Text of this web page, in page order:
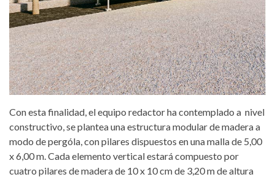
Con esta finalidad, el equipo redactor ha contemplado a nivel
constructivo, se plantea una estructura modular de madera a
modo de pergóla, con pilares dispuestos en una malla de 5,00
x 6,00 m. Cada elemento vertical estará compuesto por
cuatro pilares de madera de 10 x 10 cm de 3,20 m de altura